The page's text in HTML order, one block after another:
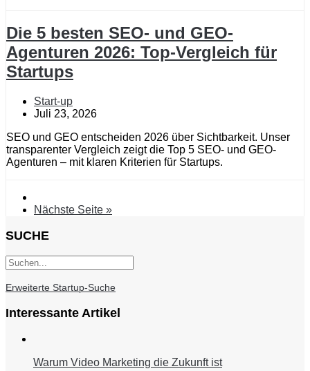
Die 5 besten SEO- und GEO-
Agenturen 2026: Top-Vergleich für
Startups
Start-up
Juli 23, 2026
SEO und GEO entscheiden 2026 über Sichtbarkeit. Unser
transparenter Vergleich zeigt die Top 5 SEO- und GEO-
Agenturen – mit klaren Kriterien für Startups.
Nächste Seite »
SUCHE
Erweiterte Startup-Suche
Interessante Artikel
Warum Video Marketing die Zukunft ist